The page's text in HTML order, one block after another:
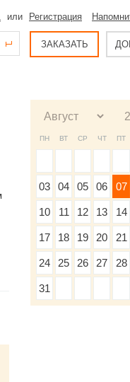
или Регистрация
ЗАКАЗАТЬ
ПН ВТ СР ЧТ ПТ
03 04 05 06 07
10 11 12 13 14
17 18 19 20 21
24 25 26 27 28
31